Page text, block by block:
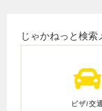
じゃかねっと検索
ビザ/交